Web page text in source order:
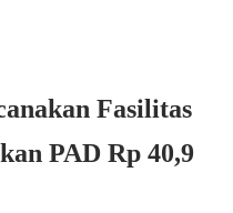
Fasilitas
PAD Rp 40,9